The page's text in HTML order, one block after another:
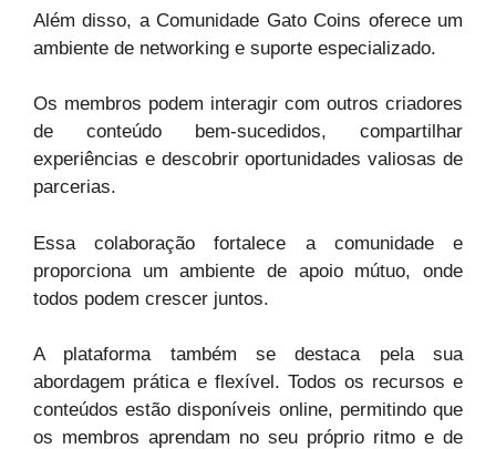
Além disso, a Comunidade Gato Coins oferece um
ambiente de networking e suporte especializado.
Os membros podem interagir com outros criadores
de conteúdo bem-sucedidos, compartilhar
experiências e descobrir oportunidades valiosas de
parcerias.
Essa colaboração fortalece a comunidade e
proporciona um ambiente de apoio mútuo, onde
todos podem crescer juntos.
A plataforma também se destaca pela sua
abordagem prática e flexível. Todos os recursos e
conteúdos estão disponíveis online, permitindo que
os membros aprendam no seu próprio ritmo e de